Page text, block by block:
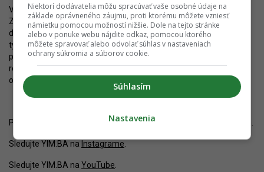
Všetky tieto zmeny a projekty, ktoré kompletne vyplnia územie
Zóny Chalupkova, Eurovea City, Nových Nív či Klingerky, budú
dokončené pravdepodobne v priebehu tejto dekády. Bratislava
tým potvrdí svoj nový imidž mesta výškových budov, pričom
podstatná časť tejto transformácie prebieha práve v týchto
rokoch. V kontexte viac ako dvojtisícročnej histórie mesta ide
o jedno z jeho najúspešnejších, ak nie o najúspešnejšie obdobie.
Pozrite si výstavbu Sky ParkuaSky Park Offices vo fotoalbumoch.
Sledujte YIM.BA na Instagrame.
Sledujte YIM.BA na YouTube.
Niektorí dodávatelia môžu spracúvať vaše osobné údaje na
základe oprávneného záujmu, proti ktorému môžete vzniesť
námietku pomocou možností nižšie. Dole na tejto stránke
alebo v ponuke webu nájdite odkaz, pomocou ktorého
môžete spravovať alebo odvolať súhlas v nastaveniach
ochrany súkromia a súborov cookie.
Súhlasím
Nastavenia